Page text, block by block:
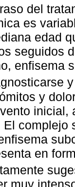
del
es
edad
seguidos
enfisema
y
inicial,
complejo
en
muy